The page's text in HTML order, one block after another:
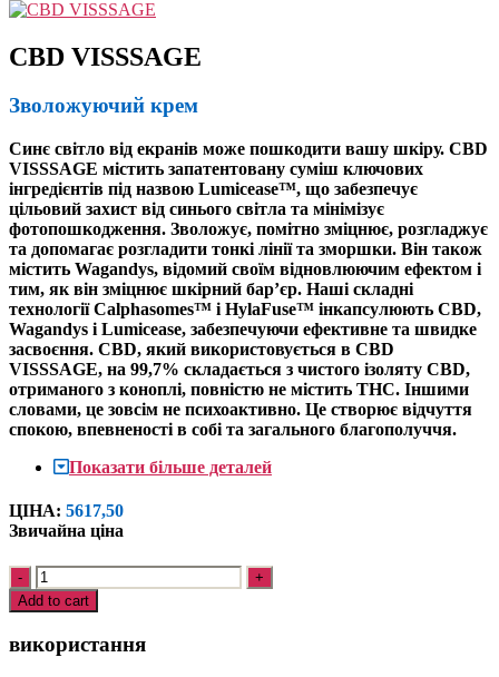
CBD VISSSAGE
Зволожуючий крем
Синє світло від екранів може пошкодити вашу шкіру. CBD
VISSSAGE містить запатентовану суміш ключових
інгредієнтів під назвою Lumicease™, що забезпечує
цільовий захист від синього світла та мінімізує
фотопошкодження. Зволожує, помітно зміцнює, розгладжує
та допомагає розгладити тонкі лінії та зморшки. Він також
містить Wagandys, відомий своїм відновлюючим ефектом і
тим, як він зміцнює шкірний бар’єр. Наші складні
технології Calphasomes™ і HylaFuse™ інкапсулюють CBD,
Wagandys і Lumicease, забезпечуючи ефективне та швидке
засвоєння. CBD, який використовується в CBD
VISSSAGE, на 99,7% складається з чистого ізоляту CBD,
отриманого з коноплі, повністю не містить THC. Іншими
словами, це зовсім не психоактивно. Це створює відчуття
спокою, впевненості в собі та загального благополуччя.
Показати більше деталей
ЦІНА: 5617,50
Звичайна ціна
CBD
VISSSAGE
quantity
Quantity
Add to cart
використання